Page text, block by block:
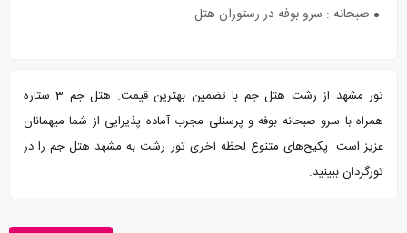
صبحانه : سرو بوفه در رستوران هتل
تور مشهد از رشت هتل جم با تضمین بهترین قیمت. هتل جم 3 ستاره
همراه با سرو صبحانه بوفه و پرسنلی مجرب آماده پذیرایی از شما میهمانان
عزیز است. پکیج‌های متنوع لحظه آخری تور رشت به مشهد هتل جم را در
تورگردان ببینید.